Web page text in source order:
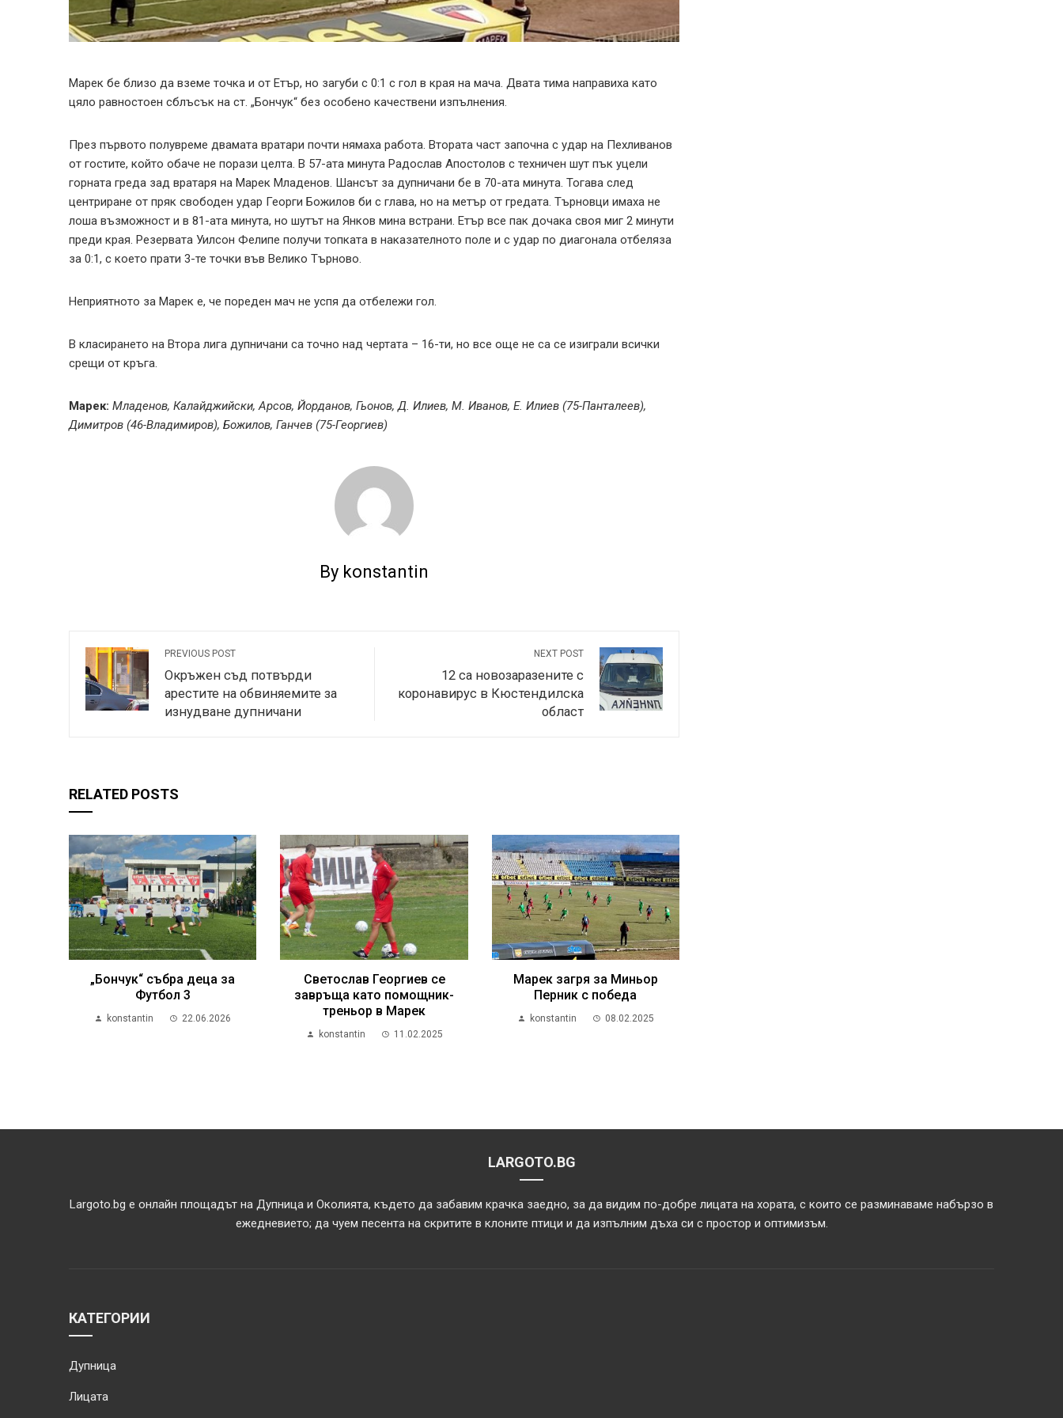
Марек бе близо да вземе точка и от Етър, но загуби с 0:1 с гол в края на мача. Двата тима направиха като
цяло равностоен сблъсък на ст. „Бончук“ без особено качествени изпълнения.
През първото полувреме двамата вратари почти нямаха работа. Втората част започна с удар на Пехливанов
от гостите, който обаче не порази целта. В 57-ата минута Радослав Апостолов с техничен шут пък уцели
горната греда зад вратаря на Марек Младенов. Шансът за дупничани бе в 70-ата минута. Тогава след
центриране от пряк свободен удар Георги Божилов би с глава, но на метър от гредата. Търновци имаха не
лоша възможност и в 81-ата минута, но шутът на Янков мина встрани. Етър все пак дочака своя миг 2 минути
преди края. Резервата Уилсон Фелипе получи топката в наказателното поле и с удар по диагонала отбеляза
за 0:1, с което прати 3-те точки във Велико Търново.
Неприятното за Марек е, че пореден мач не успя да отбележи гол.
В класирането на Втора лига дупничани са точно над чертата – 16-ти, но все още не са се изиграли всички
срещи от кръга.
Марек: Младенов, Калайджийски, Арсов, Йорданов, Гьонов, Д. Илиев, М. Иванов, Е. Илиев (75-Панталеев),
Димитров (46-Владимиров), Божилов, Ганчев (75-Георгиев)
By konstantin
PREVIOUS POST
Окръжен съд потвърди
арестите на обвиняемите за
изнудване дупничани
NEXT POST
12 са новозаразените с
коронавирус в Кюстендилска
област
RELATED POSTS
„Бончук“ събра деца за
Футбол 3
konstantin 22.06.2026
Светослав Георгиев се
завръща като помощник-
треньор в Марек
konstantin 11.02.2025
Марек загря за Миньор
Перник с победа
konstantin 08.02.2025
LARGOTO.BG
Largoto.bg е онлайн площадът на Дупница и Околията, където да забавим крачка заедно, за да видим по-добре лицата на хората, с които се разминаваме набързо в
ежедневието; да чуем песента на скритите в клоните птици и да изпълним дъха си с простор и оптимизъм.
КАТЕГОРИИ
Дупница
Лицата